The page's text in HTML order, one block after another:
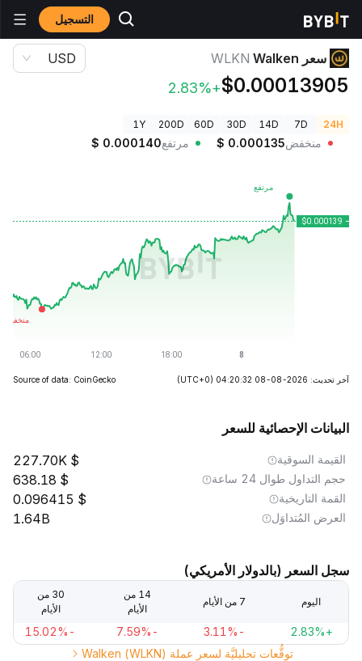
التسجيل أسعار العملات الرقمية
سعر Walken WLKN
$0.00013905
+2.83%
USD
24H
7D
14D
30D
60D
200D
1Y
منخفض $ 0.000135 مرتفع $ 0.000140
آخر تحديث: 2026-08-08 04:20:32 (UTC+0)
Source of data: CoinGecko
البيانات الإحصائية للسعر
القيمة السوقية 227.70K
حجم التداول طوال 24 ساعة 638.18
القمة التاريخية 0.096415
العرض المُتداوَل 1.64B
سجل السعر (بالدولار الأمريكي)
اليوم 7 من الأيام
14 من
الأيام
30 من
الأيام
+2.83%
-3.11%
-7.59%
-15.02%
توقُّعات تحليليَّة لسعر عملة Walken (WLKN)